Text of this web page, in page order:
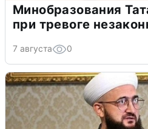
Минобразования
при тревоге
7 августа 0